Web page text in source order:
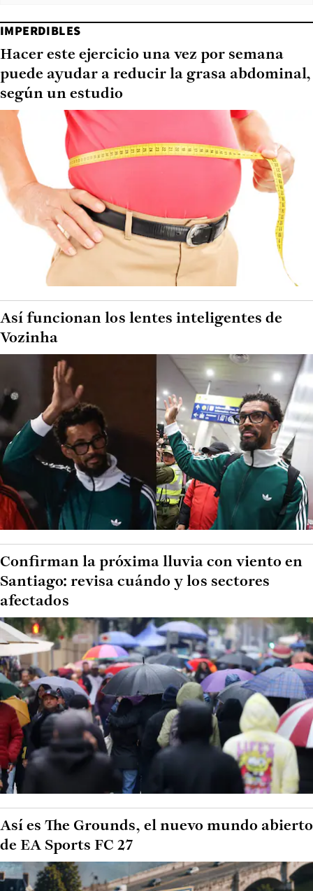
IMPERDIBLES
Hacer este ejercicio una vez por semana
puede ayudar a reducir la grasa abdominal,
según un estudio
Así funcionan los lentes inteligentes de
Vozinha
Confirman la próxima lluvia con viento en
Santiago: revisa cuándo y los sectores
afectados
Así es The Grounds, el nuevo mundo abierto
de EA Sports FC 27